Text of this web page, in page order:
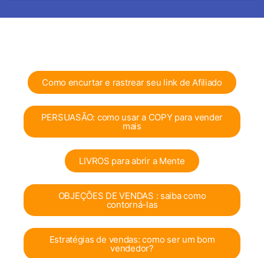
Como encurtar e rastrear seu link de Afiliado
PERSUASÃO: como usar a COPY para vender
mais
LIVROS para abrir a Mente
OBJEÇÕES DE VENDAS : saiba como
contorná-las
Estratégias de vendas: como ser um bom
vendedor?